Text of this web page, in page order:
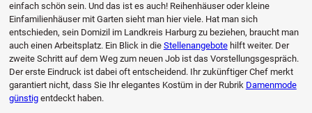
einfach schön sein. Und das ist es auch! Reihenhäuser oder kleine
Einfamilienhäuser mit Garten sieht man hier viele. Hat man sich
entschieden, sein Domizil im Landkreis Harburg zu beziehen, braucht man
auch einen Arbeitsplatz. Ein Blick in die Stellenangebotehilft weiter. Der
zweite Schritt auf dem Weg zum neuen Job ist das Vorstellungsgespräch.
Der erste Eindruck ist dabei oft entscheidend. Ihr zukünftiger Chef merkt
garantiert nicht, dass Sie Ihr elegantes Kostüm in der Rubrik Damenmode
günstigentdeckt haben.